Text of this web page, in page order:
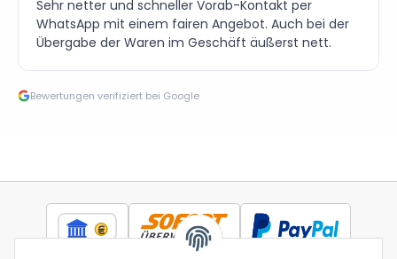
Sehr netter und schneller Vorab-Kontakt per
WhatsApp mit einem fairen Angebot. Auch bei der
Übergabe der Waren im Geschäft äußerst nett.
Bewertungen verifiziert bei Google